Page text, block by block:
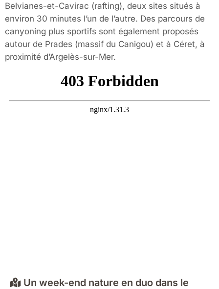
Belvianes-et-Cavirac (rafting), deux sites situés à
environ 30 minutes l’un de l’autre. Des parcours de
canyoning plus sportifs sont également proposés
autour de Prades (massif du Canigou) et à Céret, à
proximité d’Argelès-sur-Mer.
Un week-end nature en duo dans le